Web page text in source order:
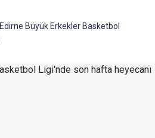
Edirne Büyük Erkekler Basketbol